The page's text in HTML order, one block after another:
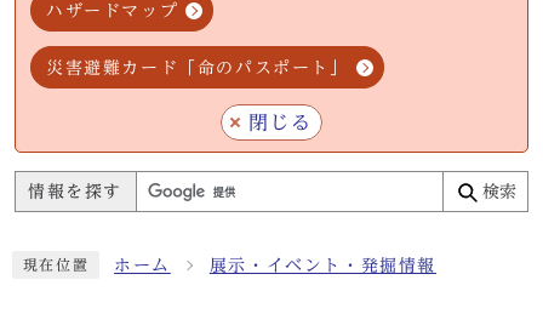
ハザードマップ
災害避難カード「命のパスポート」
閉じる
情報を探す 検索
現在位置 ホーム 展示・イベント・発掘情報